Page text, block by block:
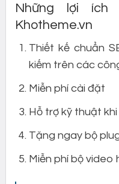
Những lợi
Khotheme.vn
Thiết kế chuẩn
kiếm trên các
Miễn phí cài đặt
Hỗ trợ kỹ thuật
Tặng ngay bộ
Miễn phí bộ video